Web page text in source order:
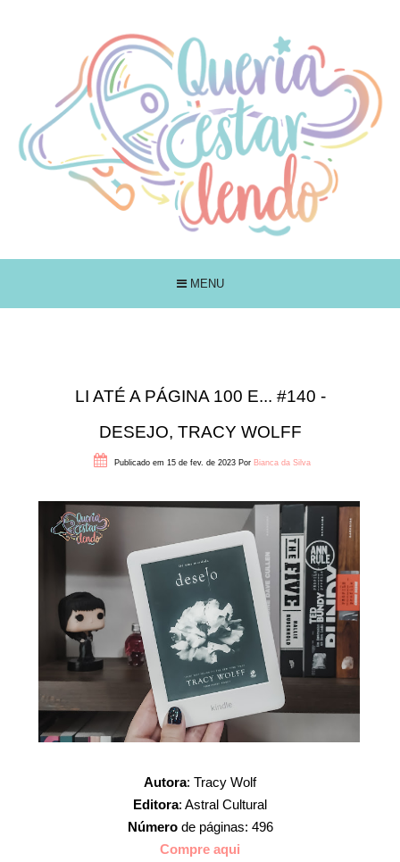
MENU
LI ATÉ A PÁGINA 100 E... #140 -
DESEJO, TRACY WOLFF
Publicado em 15 de fev. de 2023 Por Bianca da Silva
Autora: Tracy Wolf
Editora: Astral Cultural
Número de páginas: 496
Compre aqui